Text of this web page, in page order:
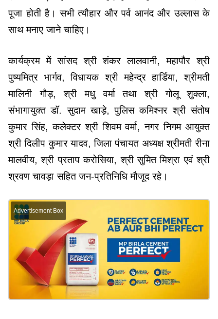
पूजा होती है। सभी त्यौहार और पर्व आनंद और उल्लास के
साथ मनाए जाने चाहिए।
कार्यक्रम में सांसद श्री शंकर लालवानी, महापौर श्री
पुष्यमित्र भार्गव, विधायक श्री महेन्द्र हार्डिया, श्रीमती
मालिनी गौड़, श्री मधु वर्मा तथा श्री गोलू शुक्ला,
संभागायुक्त डॉ. सुदाम खाड़े, पुलिस कमिश्नर श्री संतोष
कुमार सिंह, कलेक्टर श्री शिवम वर्मा, नगर निगम आयुक्त
श्री दिलीप कुमार यादव, जिला पंचायत अध्यक्ष श्रीमती रीना
मालवीय, श्री प्रताप करोसिया, श्री सुमित मिश्रा एवं श्री
श्रवण चावड़ा सहित जन-प्रतिनिधि मौजूद रहे।
Advertisement Box